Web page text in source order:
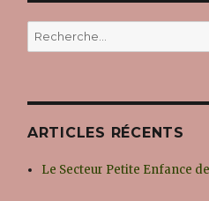
Recherche
pour :
ARTICLES RÉCENTS
Le Secteur Petite Enfance